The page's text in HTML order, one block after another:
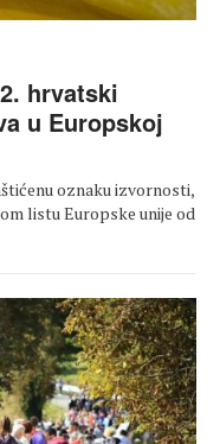
hrvatski
u Europskoj
oznaku izvornosti,
listu Europske unije od